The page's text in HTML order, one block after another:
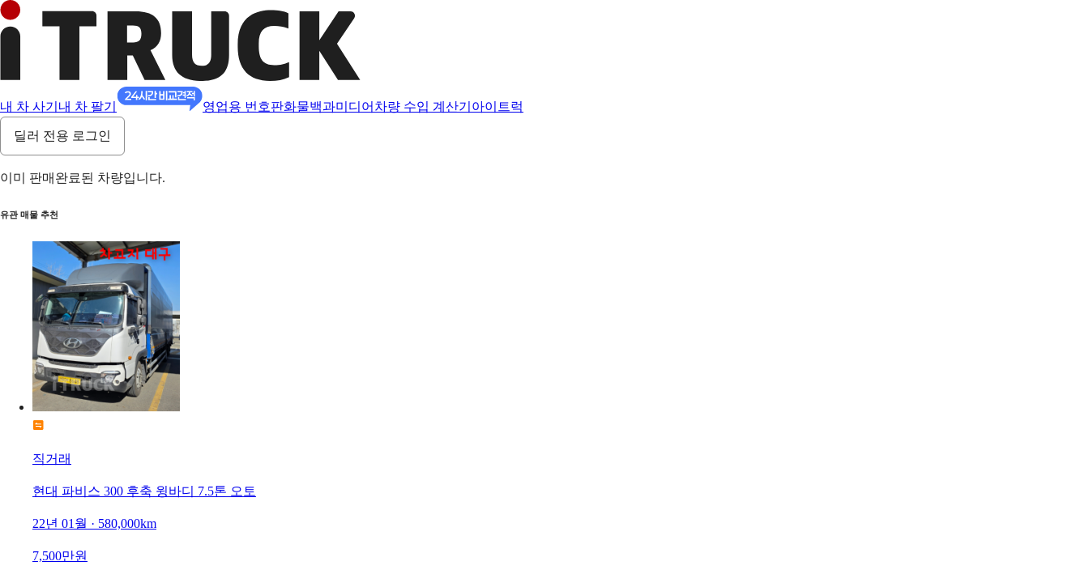
내 차 사기 내 차 팔기 영업용 번호판화물백과미디어 차량 수입 계산기 아이트럭
딜러 전용 로그인
이미 판매완료된 차량입니다.
유관 매물 추천
직거래
현대 파비스 300 후축 윙바디 7.5톤 오토
22년 01월 · 580,000km
7,500만원